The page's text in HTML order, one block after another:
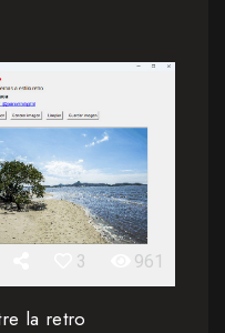
3 961
la retro